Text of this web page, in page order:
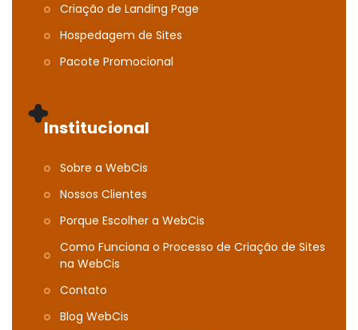
Criação de Landing Page
Hospedagem de Sites
Pacote Promocional
Institucional
Sobre a WebCis
Nossos Clientes
Porque Escolher a WebCis
Como Funciona o Processo de Criação de Sites
na WebCis
Contato
Blog WebCis